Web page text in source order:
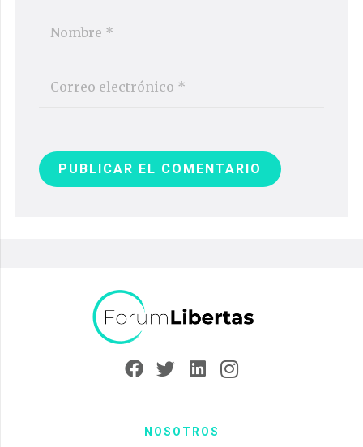
PUBLICAR EL COMENTARIO
NOSOTROS